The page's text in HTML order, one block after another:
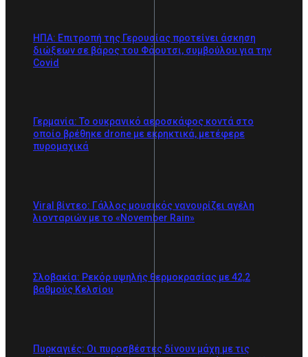
ΗΠΑ: Επιτροπή της Γερουσίας προτείνει άσκηση
διώξεων σε βάρος του Φάουτσι, συμβούλου για την
Covid
Γερμανία: Το ουκρανικό αεροσκάφος κοντά στο
οποίο βρέθηκε drone με εκρηκτικά, μετέφερε
πυρομαχικά
Viral βίντεο: Γάλλος μουσικός νανουρίζει αγέλη
λιονταριών με το «November Rain»
Σλοβακία: Ρεκόρ υψηλής θερμοκρασίας με 42,2
βαθμούς Κελσίου
Πυρκαγιές: Οι πυροσβέστες δίνουν μάχη με τις